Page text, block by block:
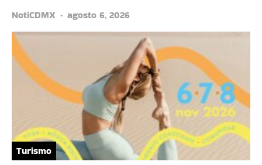
NotiCDMX
agosto 6, 2026
Turismo